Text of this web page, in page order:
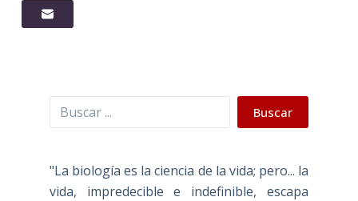
Buscar Buscar
"La biología es la ciencia de la vida; pero... la
vida, impredecible e indefinible, escapa